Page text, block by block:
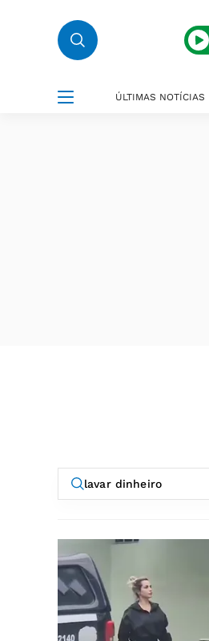
ÚLTIMAS NOTÍCIAS